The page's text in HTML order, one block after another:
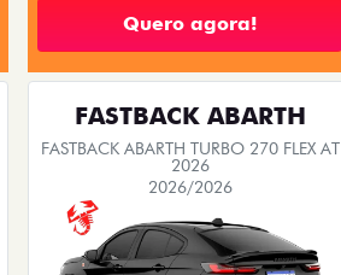
Quero agora!
FASTBACK ABARTH
FASTBACK ABARTH TURBO 270 FLEX AT
2026
2026/2026